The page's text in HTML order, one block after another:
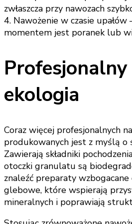
zwłaszcza przy nawozach
4. Nawożenie w czasie
momentem jest poranek lub
ekologia
Coraz więcej profesjonalnych
produkowanych jest z myślą o
Zawierają składniki
otoczki granulatu są
znaleźć preparaty
glebowe, które wspierają
mineralnych i poprawiają